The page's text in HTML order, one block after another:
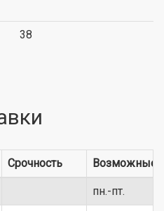
38
Срочность Возможные
пн.-пт.